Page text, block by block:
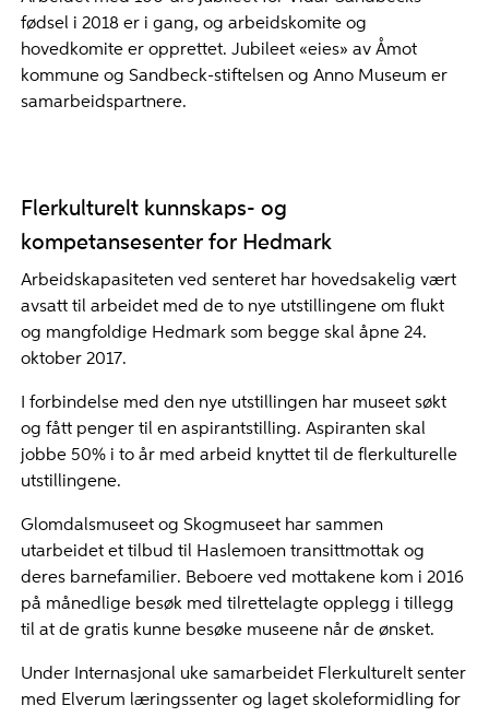
fødsel i 2018 er i gang, og arbeidskomite og
hovedkomite er opprettet. Jubileet «eies» av Åmot
kommune og Sandbeck-stiftelsen og Anno Museum er
samarbeidspartnere.
Flerkulturelt kunnskaps- og
kompetansesenter for Hedmark
Arbeidskapasiteten ved senteret har hovedsakelig vært
avsatt til arbeidet med de to nye utstillingene om flukt
og mangfoldige Hedmark som begge skal åpne 24.
oktober 2017.
I forbindelse med den nye utstillingen har museet søkt
og fått penger til en aspirantstilling. Aspiranten skal
jobbe 50% i to år med arbeid knyttet til de flerkulturelle
utstillingene.
Glomdalsmuseet og Skogmuseet har sammen
utarbeidet et tilbud til Haslemoen transittmottak og
deres barnefamilier. Beboere ved mottakene kom i 2016
på månedlige besøk med tilrettelagte opplegg i tillegg
til at de gratis kunne besøke museene når de ønsket.
Under Internasjonal uke samarbeidet Flerkulturelt senter
med Elverum læringssenter og laget skoleformidling for